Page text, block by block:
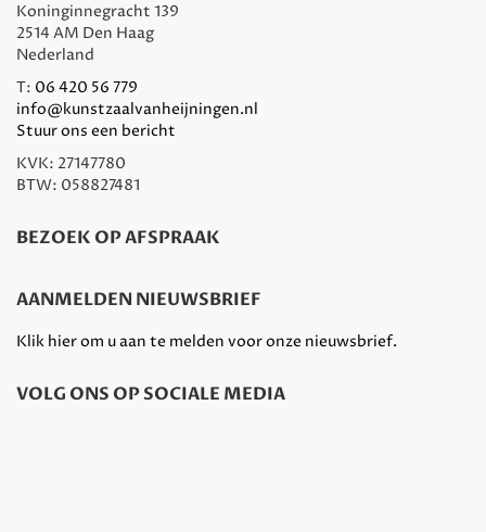
Koninginnegracht 139
2514 AM Den Haag
Nederland
T: 06 420 56 779
info@kunstzaalvanheijningen.nl
Stuur ons een bericht
KVK: 27147780
BTW: 058827481
BEZOEK OP AFSPRAAK
AANMELDEN NIEUWSBRIEF
Klik hier om u aan te melden voor onze nieuwsbrief.
VOLG ONS OP SOCIALE MEDIA